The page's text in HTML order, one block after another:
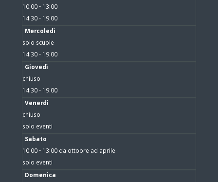
10:00 - 13:00
14:30 - 19:00
Mercoledì
solo scuole
14:30 - 19:00
Giovedì
chiuso
14:30 - 19:00
Venerdì
chiuso
solo eventi
Sabato
10:00 - 13:00 da ottobre ad aprile
solo eventi
Domenica